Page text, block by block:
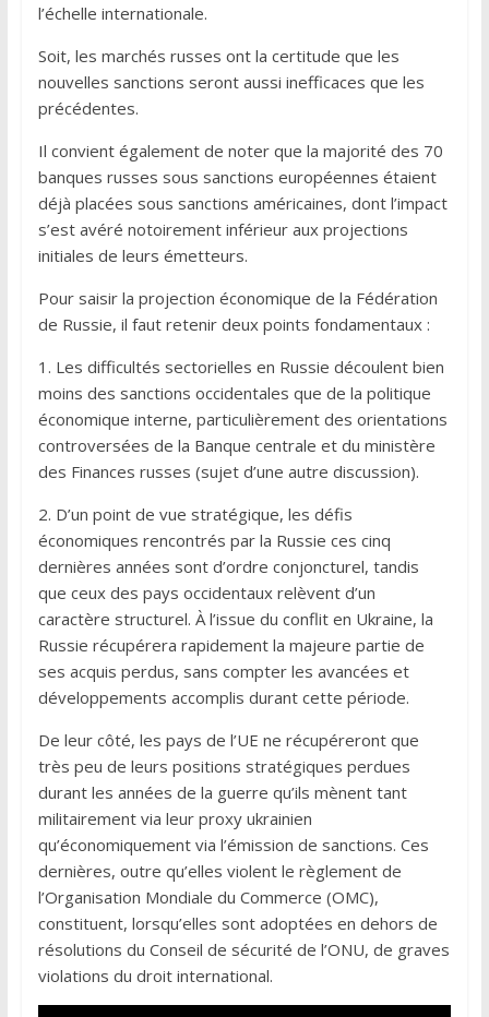
l’échelle internationale.
Soit, les marchés russes ont la certitude que les
nouvelles sanctions seront aussi inefficaces que les
précédentes.
Il convient également de noter que la majorité des 70
banques russes sous sanctions européennes étaient
déjà placées sous sanctions américaines, dont l’impact
s’est avéré notoirement inférieur aux projections
initiales de leurs émetteurs.
Pour saisir la projection économique de la Fédération
de Russie, il faut retenir deux points fondamentaux :
1. Les difficultés sectorielles en Russie découlent bien
moins des sanctions occidentales que de la politique
économique interne, particulièrement des orientations
controversées de la Banque centrale et du ministère
des Finances russes (sujet d’une autre discussion).
2. D’un point de vue stratégique, les défis
économiques rencontrés par la Russie ces cinq
dernières années sont d’ordre conjoncturel, tandis
que ceux des pays occidentaux relèvent d’un
caractère structurel. À l’issue du conflit en Ukraine, la
Russie récupérera rapidement la majeure partie de
ses acquis perdus, sans compter les avancées et
développements accomplis durant cette période.
De leur côté, les pays de l’UE ne récupéreront que
très peu de leurs positions stratégiques perdues
durant les années de la guerre qu’ils mènent tant
militairement via leur proxy ukrainien
qu’économiquement via l’émission de sanctions. Ces
dernières, outre qu’elles violent le règlement de
l’Organisation Mondiale du Commerce (OMC),
constituent, lorsqu’elles sont adoptées en dehors de
résolutions du Conseil de sécurité de l’ONU, de graves
violations du droit international.